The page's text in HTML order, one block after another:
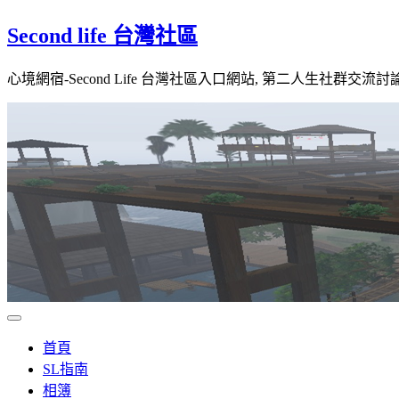
to
Second life 台灣社區
心境網宿-Second Life 台灣社區入口網站, 第二人生社群交流討
首頁
SL指南
相簿